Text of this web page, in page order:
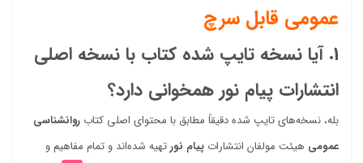
عمومی قابل سرچ
1. آیا نسخه تایپ شده کتاب با نسخه اصلی
انتشارات پیام نور همخوانی دارد؟
بله، نسخه‌های تایپ شده دقیقاً مطابق با محتوای اصلی کتاب روانشناسی
عمومی هیئت مولفان انتشارات پیام نورتهیه شده‌اند و تمام مفاهیم و